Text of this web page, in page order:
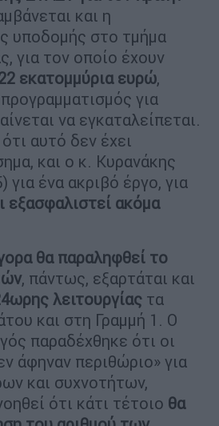
και η
υποδομής στο τμήμα
για τον οποίο έχουν
εκατομμύρια ευρώ,
για
να εγκαταλείπεται.
αυτό δεν έχει
και ο κ. Κυρανάκης
για ένα ακριβό έργο, για
εξασφαλιστεί ακόμα
θα παραληφθεί το
, πάντως, εξαρτάται και
λειτουργίας τα
και στη Γραμμή 1. Ο
παραδέχθηκε ότι οι
άφηναν περιθώριο» για
και συχνοτήτων,
ότι κάτι τέτοιο θα